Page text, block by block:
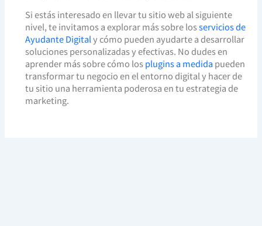
Si estás interesado en llevar tu sitio web al siguiente
nivel, te invitamos a explorar más sobre losservicios de
Ayudante Digitaly cómo pueden ayudarte a desarrollar
soluciones personalizadas y efectivas. No dudes en
aprender más sobre cómo losplugins a medida pueden
transformar tu negocio en el entorno digital y hacer de
tu sitio una herramienta poderosa en tu estrategia de
marketing.